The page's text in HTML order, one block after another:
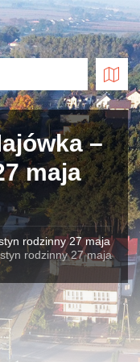
–
maja
rodzinny 27 maja
rodzinny 27 maja